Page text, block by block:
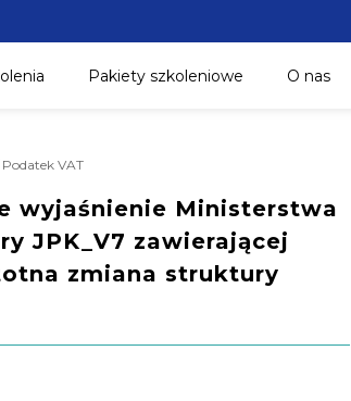
Pakiety szkoleniowe O nas
VAT
wyjaśnienie Ministerstwa
JPK_V7 zawierającej
zmiana struktury